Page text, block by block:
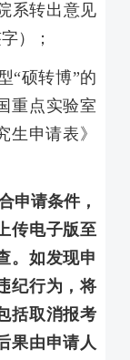
系转出意见
）；
“硕转博”的
重点实验室
生申请表》
申请条件，
传电子版至
。如发现申
纪行为，将
括取消报考
果由申请人